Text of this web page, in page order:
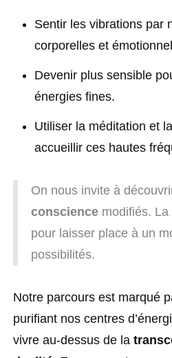
Sentir les vibrations par
corporelles et
Devenir plus sensible
énergies fines.
Utiliser la méditation et
accueillir ces hautes
On nous invite à
conscience modifiés.
pour laisser place à un
possibilités.
Notre parcours est marqué
purifiant nos centres
vivre au-dessus de la